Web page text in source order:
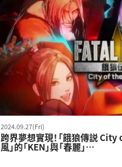
2024.09.27(Fri)
跨界夢想實現！「餓狼傳説
風」的「KEN」與「春麗」…